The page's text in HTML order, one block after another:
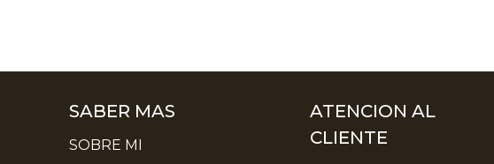
SABER MAS
SOBRE MI
ATENCION AL
CLIENTE